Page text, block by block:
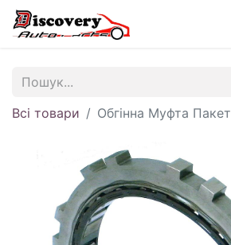
Всі товари Обгінна Муфта